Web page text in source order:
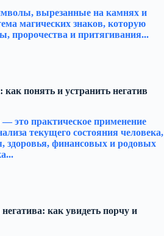
вырезанные на камнях и
магических знаков, которую
пророчества и притягивания...
как понять и устранить негатив
— это практическое применение
текущего состояния человека,
здоровья, финансовых и родовых
как увидеть порчу и